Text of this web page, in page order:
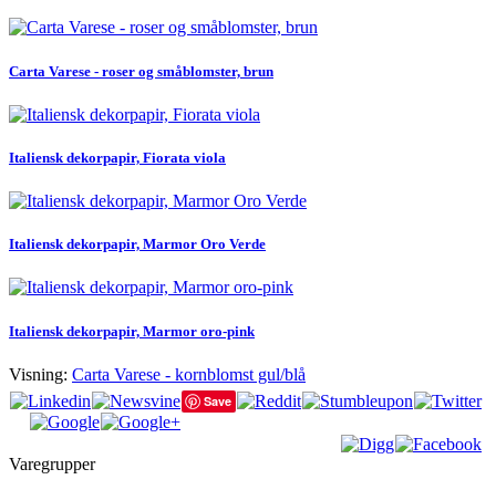
Carta Varese - roser og småblomster, brun
Italiensk dekorpapir, Fiorata viola
Italiensk dekorpapir, Marmor Oro Verde
Italiensk dekorpapir, Marmor oro-pink
Visning: Carta Varese - kornblomst gul/blå
Save
Varegrupper